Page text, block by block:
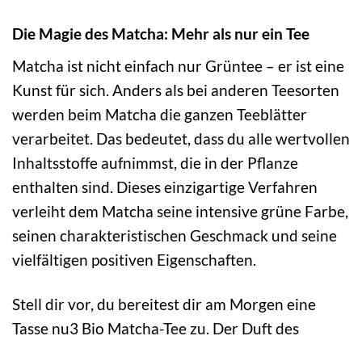
Die Magie des Matcha: Mehr als nur ein Tee
Matcha ist nicht einfach nur Grüntee – er ist eine
Kunst für sich. Anders als bei anderen Teesorten
werden beim Matcha die ganzen Teeblätter
verarbeitet. Das bedeutet, dass du alle wertvollen
Inhaltsstoffe aufnimmst, die in der Pflanze
enthalten sind. Dieses einzigartige Verfahren
verleiht dem Matcha seine intensive grüne Farbe,
seinen charakteristischen Geschmack und seine
vielfältigen positiven Eigenschaften.
Stell dir vor, du bereitest dir am Morgen eine
Tasse nu3 Bio Matcha-Tee zu. Der Duft des